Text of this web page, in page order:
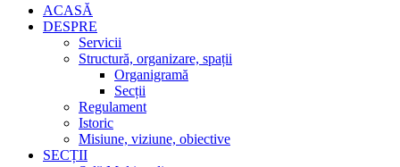
ACASĂ
DESPRE
Servicii
Structură, organizare, spații
Organigramă
Secții
Regulament
Istoric
Misiune, viziune, obiective
SECȚII